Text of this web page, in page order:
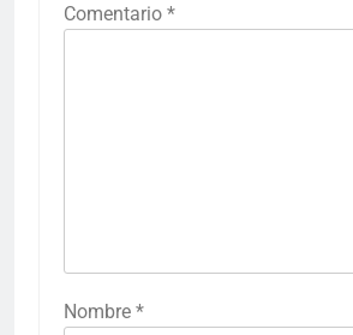
Comentario *
Nombre *